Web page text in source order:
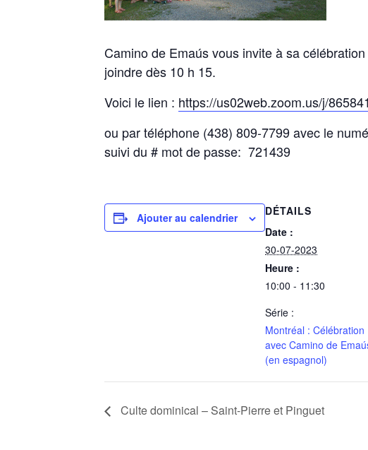
Camino de Emaús vous invite à sa
joindre dès 10 h 15.
Voici le lien : https://us02web.zoom.us/j/
ou par téléphone (438) 809-7799 avec le
suivi du # mot de passe: 721439
Ajouter au calendrier
DÉTAILS
Date :
30-07-2023
Heure :
10:00 - 11:30
Série :
Montréal : Célébration
avec Camino de
(en espagnol)
Culte dominical – Saint-Pierre et Pinguet